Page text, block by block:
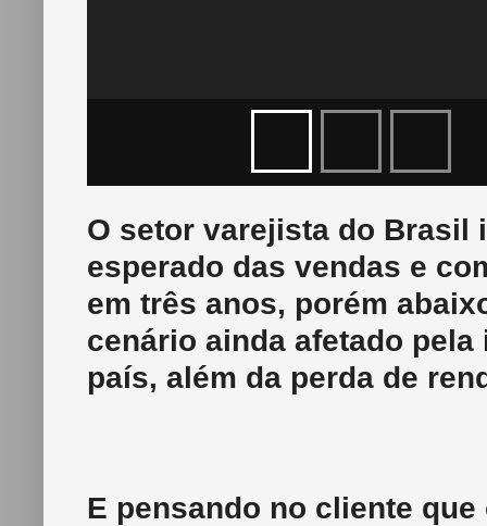
O setor varejista do Brasil
esperado das vendas e
em três anos, porém
cenário ainda afetado
país, além da perda de
E pensando no cliente